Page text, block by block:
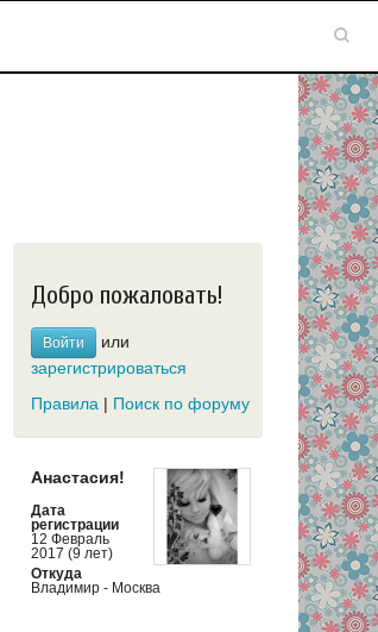
Добро пожаловать!
Войти
или
зарегистрироваться
Правила | Поиск по форуму
Анастасия!
Дата
регистрации
12 Февраль
2017 (9 лет)
Откуда
Владимир - Москва